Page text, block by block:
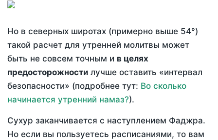
Но в северных широтах (примерно выше 54°)
такой расчет для утренней молитвы может
быть не совсем точным и в целях
предосторожности лучше оставить «интервал
безопасности» (подробнее тут: Во сколько
начинается утренний намаз?).
Сухур заканчивается с наступлением Фаджра.
Но если вы пользуетесь расписаниями, то вам